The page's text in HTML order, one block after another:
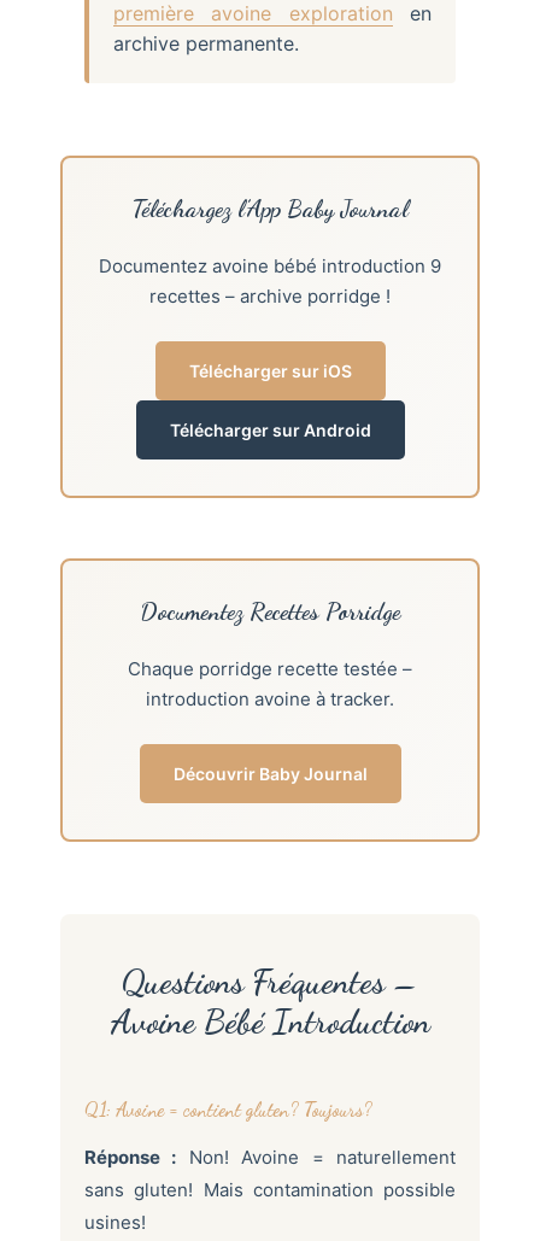
première avoine exploration en
archive permanente.
Téléchargez l’App Baby Journal
Documentez avoine bébé introduction 9
recettes – archive porridge !
Télécharger sur iOS
Télécharger sur Android
Documentez Recettes Porridge
Chaque porridge recette testée –
introduction avoine à tracker.
Découvrir Baby Journal
Questions Fréquentes –
Avoine Bébé Introduction
Q1: Avoine = contient gluten? Toujours?
Réponse : Non! Avoine = naturellement
sans gluten! Mais contamination possible
usines!